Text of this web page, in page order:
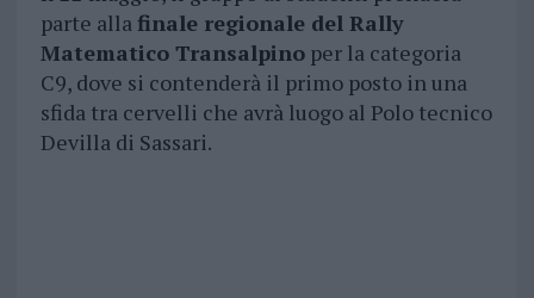
parte allafinale regionale del Rally
Matematico Transalpinoper la categoria
C9, dove si contenderà il primo posto in una
sfida tra cervelli che avrà luogo al Polo tecnico
Devilla di Sassari.